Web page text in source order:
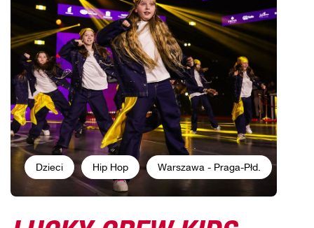
Dzieci Hip Hop Warszawa - Praga-Płd.